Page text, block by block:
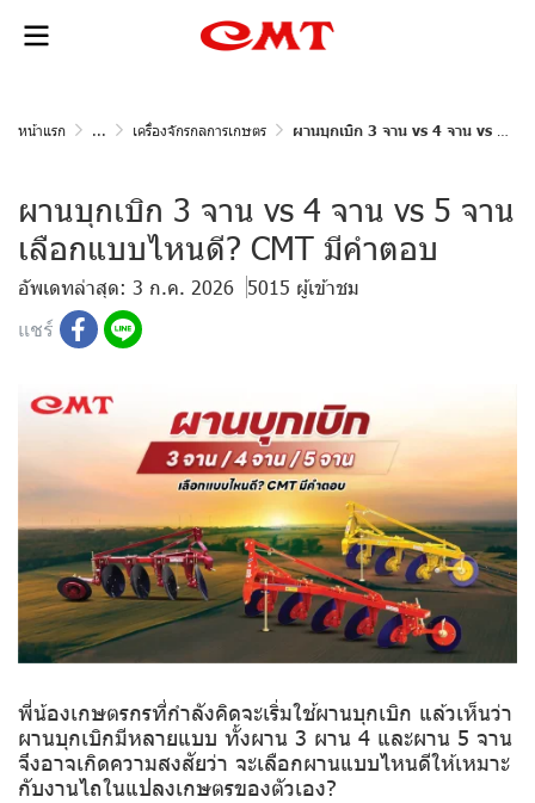
หน้าแรก ... เครื่องจักรกลการเกษตร ผานบุกเบิก 3 จาน vs 4 จาน vs 5 จาน เลือกแบบไหนดี? CMT มีคำตอบ
ผานบุกเบิก 3 จาน vs 4 จาน vs 5 จาน
เลือกแบบไหนดี? CMT มีคำตอบ
อัพเดทล่าสุด: 3 ก.ค. 2026 5015 ผู้เข้าชม
แชร์
พี่น้องเกษตรกรที่กำลังคิดจะเริ่มใช้ผานบุกเบิก แล้วเห็นว่า
ผานบุกเบิกมีหลายแบบ ทั้งผาน 3 ผาน 4 และผาน 5 จาน
จึงอาจเกิดความสงสัยว่า จะเลือกผานแบบไหนดีให้เหมาะ
กับงานไถในแปลงเกษตรของตัวเอง?